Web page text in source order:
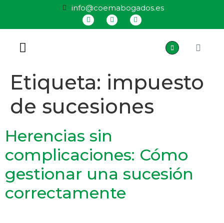
info@coemabogados.es
Etiqueta: impuesto
de sucesiones
Herencias sin
complicaciones: Cómo
gestionar una sucesión
correctamente